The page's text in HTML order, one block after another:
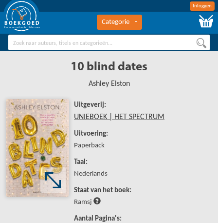
Inloggen
BOEKGOED
Boekengroothandel Hilversum
Categorie
10 blind dates
Ashley Elston
Uitgeverij:
UNIEBOEK | HET SPECTRUM
Uitvoering:
Paperback
Taal:
Nederlands
Staat van het boek:
Ramsj
Aantal Pagina's: